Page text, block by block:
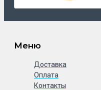
Меню
Доставка
Оплата
Контакты